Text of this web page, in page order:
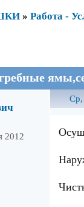
» Работа -
Ср,
2012